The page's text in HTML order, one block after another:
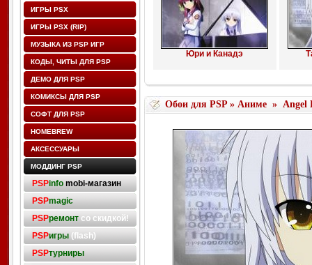
ИГРЫ PSX
ИГРЫ PSX (RIP)
МУЗЫКА ИЗ PSP ИГР
КОДЫ, ЧИТЫ ДЛЯ PSP
ДЕМО ДЛЯ PSP
КОМИКСЫ ДЛЯ PSP
СОФТ ДЛЯ PSP
HOMEBREW
АКСЕССУАРЫ
МОДДИНГ PSP
PSPinfo mobi-магазин
PSPmagic
PSPремонтсо скидкой!
PSPигры(flash)
PSPтурниры
Юри и Канадэ
Обои для PSP» Аниме» Angel